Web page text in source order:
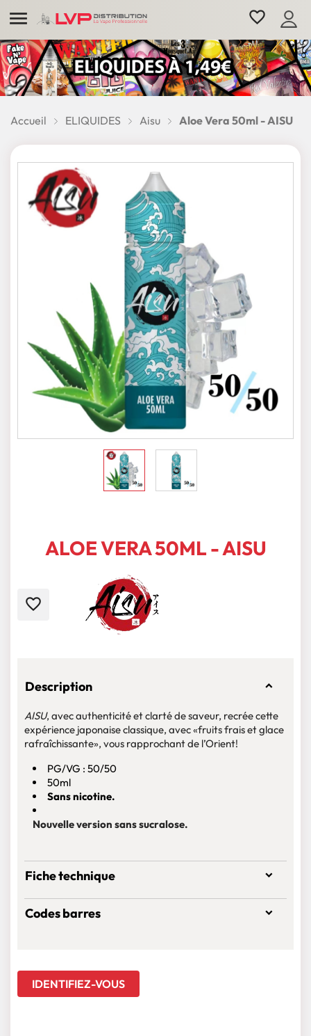
 favorite_border
Accueil ELIQUIDES Aisu Aloe Vera 50ml - AISU
ALOE VERA 50ML - AISU
favorite_border
Description
AISU, avec authenticité et clarté de saveur, recrée cette
expérience japonaise classique, avec «fruits frais et glace
rafraîchissante», vous rapprochant de l’Orient!
PG/VG : 50/50
50ml
Sans nicotine.
Nouvelle version sans sucralose.
Fiche technique
Codes barres
IDENTIFIEZ-VOUS